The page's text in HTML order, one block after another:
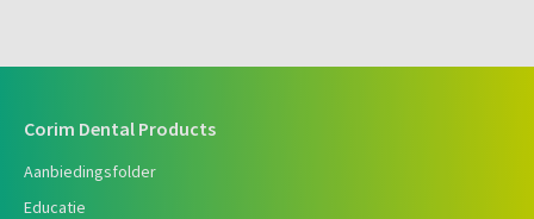
Corim Dental Products
Aanbiedingsfolder
Educatie